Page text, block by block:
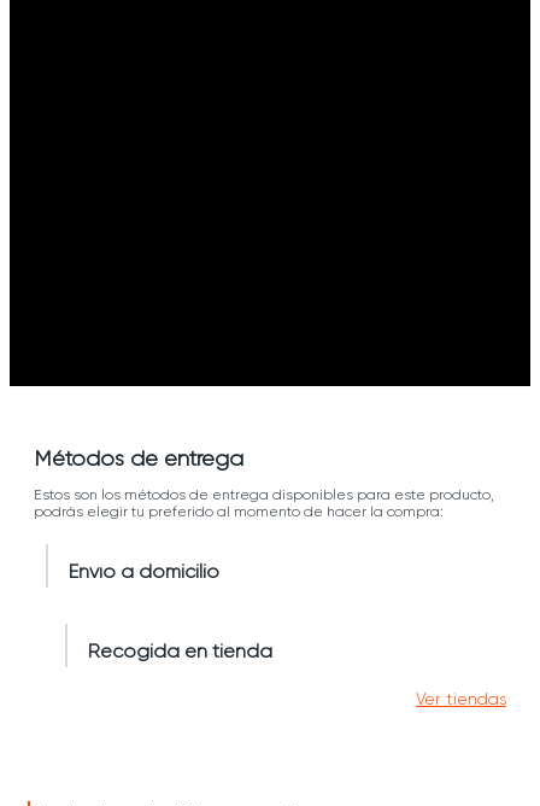
Métodos de entrega
Estos son los métodos de entrega disponibles para este producto,
podrás elegir tu preferido al momento de hacer la compra:
Envío a domicilio
Recogida en tienda
Ver tiendas